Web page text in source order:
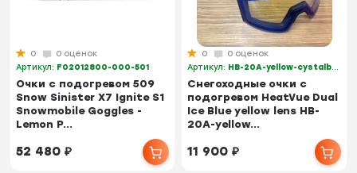
0
0 оценок
Артикул: F02012800-000-501
Очки с подогревом 509
Snow Sinister X7 Ignite S1
Snowmobile Goggles -
Lemon P...
52 480₽
0
0 оценок
Артикул: HB-20A-yellow-cystalblue
Снегоходные очки с
подогревом HeatVue Dual
Ice Blue yellow lens HB-
20A-yellow...
11 900₽